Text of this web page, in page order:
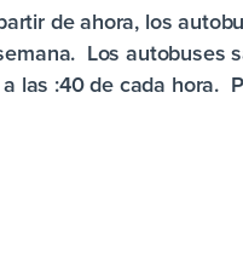
de ahora, los
Los autobuses
las :40 de cada hora.